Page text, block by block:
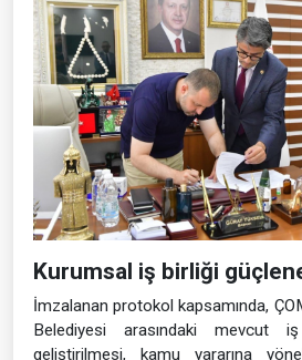
Kurumsal iş birliği
İmzalanan protokol kapsamında,
Belediyesi arasındaki mevcut
geliştirilmesi, kamu yararına